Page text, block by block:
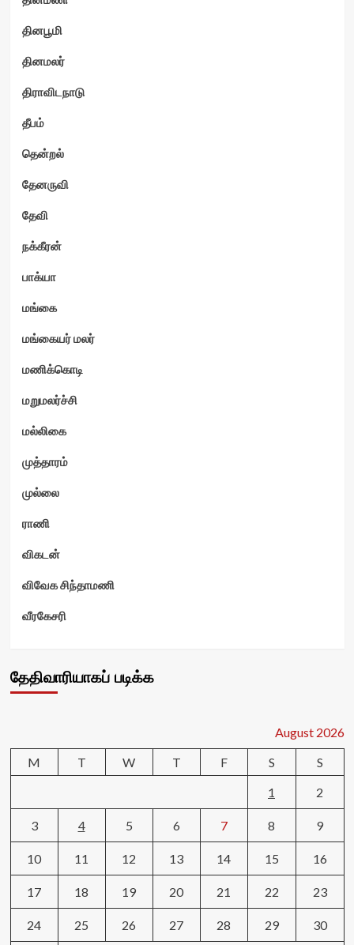
தினபூமி
தினமலர்
திராவிடநாடு
தீபம்
தென்றல்
தேனருவி
தேவி
நக்கீரன்
பாக்யா
மங்கை
மங்கையர் மலர்
மணிக்கொடி
மறுமலர்ச்சி
மல்லிகை
முத்தாரம்
முல்லை
ராணி
விகடன்
விவேக சிந்தாமணி
வீரகேசரி
தேதிவாரியாகப் படிக்க
August 2026
M
T W T F S
S
1
2
3 4 5 6 7 8 9
10 11 12 13 14 15 16
17 18 19 20 21 22 23
24 25 26 27 28 29 30